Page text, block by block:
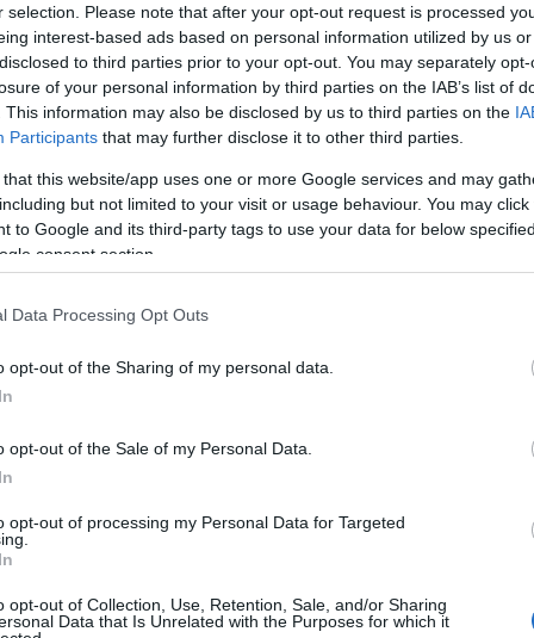
selection. Please note that after your opt-out request is processed
interest-based ads based on personal information utilized by us
to third parties prior to your opt-out. You may separately
of your personal information by third parties on the IAB’s list of
This information may also be disclosed by us to third parties on the
Participants that may further disclose it to other third parties.
that this website/app uses one or more Google services and may
but not limited to your visit or usage behaviour. You may
to Google and its third-party tags to use your data for below
consent section.
Data Processing Opt Outs
opt-out of the Sharing of my personal data.
opt-out of the Sale of my Personal Data.
opt-out of processing my Personal Data for Targeted
opt-out of Collection, Use, Retention, Sale, and/or Sharing
Data that Is Unrelated with the Purposes for which it
előadásokat hoztam létre a társulatommal. A
én sose éreztem magam elnyomottnak.
tartottak valamilyen szinten. De mivel nem
igen kis számú közönséget vonzanak az
veszélyesnek. Nem járunk demonstrációkra se,
jelentenek veszélyt a hatalomra. Valójában
vagyok kritikus, hanem a világ
dalt se. Például nem tudok azonosulni
használják. Onnantól elveszíti művészi
sem.
Miért akarod kifejezni magad, ha nincs
munka, hanem önvizsgálat. A kórusprojektben
Az én művészetem azon alapszik, hogy az
Amikor valaki feltárja a személyes
mekkora mestermű fog születni abból, ha azt
inkább valaminek a megosztásáról szól,
a viágot, viszont ha valaminek meg
Segítek egy bizonyos csoportnak, hogy valamit